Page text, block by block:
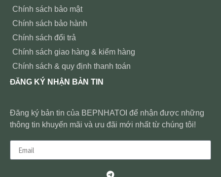
Chính sách bảo mật
Chính sách bảo hành
Chính sách đổi trả
Chính sách giao hàng & kiểm hàng
Chính sách & quy định thanh toán
ĐĂNG KÝ NHẬN BẢN TIN
Đăng ký bản tin của BEPNHATOI để nhận được những
thông tin khuyến mãi và ưu đãi mới nhất từ chúng tôi!